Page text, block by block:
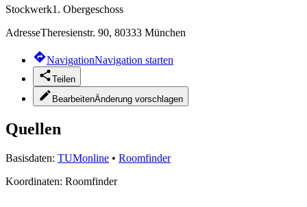
Stockwerk1. Obergeschoss
AdresseTheresienstr. 90, 80333 München
NavigationNavigation starten
Teilen
BearbeitenÄnderung vorschlagen
Quellen
Basisdaten: TUMonline • Roomfinder
Koordinaten: Roomfinder